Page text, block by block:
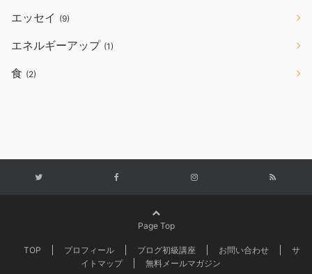
エッセイ (9)
エネルギーアップ (1)
食 (2)
Page Top
TOP プロフィール ブログ初級講座 お問い合わせ
サ
イトマップ
無料メールマガジン